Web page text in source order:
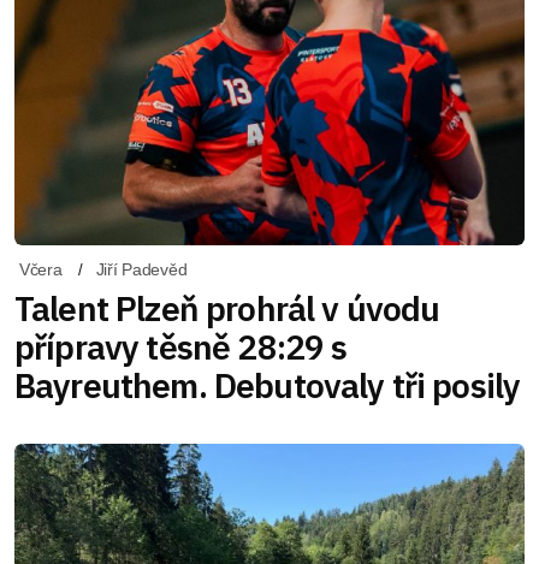
Včera Jiří Padevěd
Talent Plzeň prohrál v úvodu
přípravy těsně 28:29 s
Bayreuthem. Debutovaly tři posily